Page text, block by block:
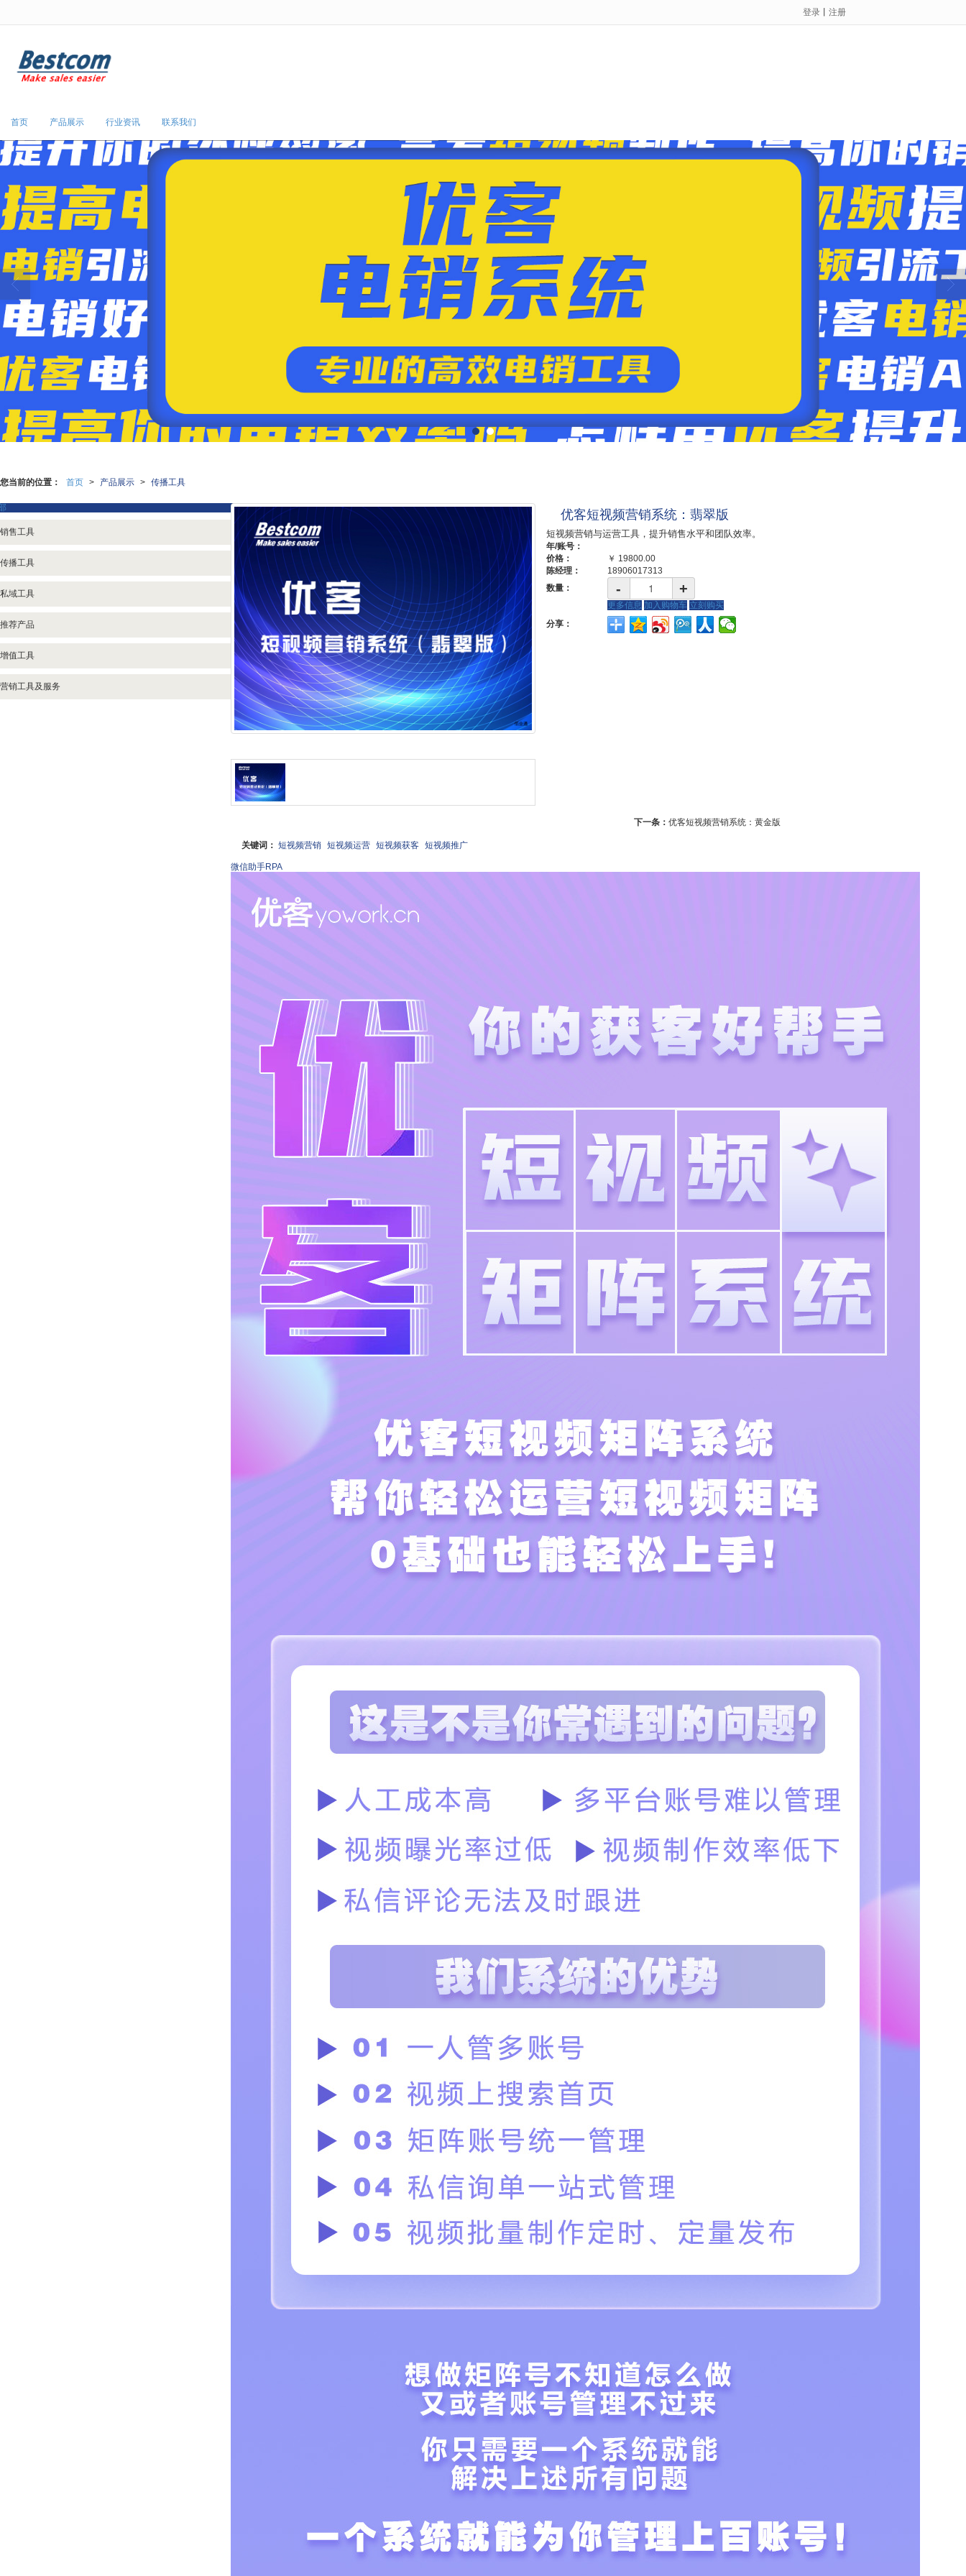
登录 注册
首页 产品展示 行业资讯 联系我们
您当前的位置： 首页 > 产品展示 > 传播工具
优客短视频营销系统：翡翠版
短视频营销与运营工具，提升销售水平和团队效率。
年/账号：
价格：
￥ 19800.00
陈经理：
18906017313
数量：
- +
更多信息 加入购物车 立刻购买
分享：
下一条： 优客短视频营销系统：黄金版
关键词： 短视频营销 短视频运营 短视频获客 短视频推广
微信助手RPA
销售工具
传播工具
私域工具
推荐产品
增值工具
营销工具及服务